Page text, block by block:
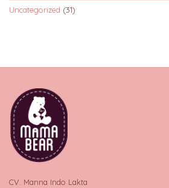
Uncategorized (31)
CV. Manna Indo Lakta